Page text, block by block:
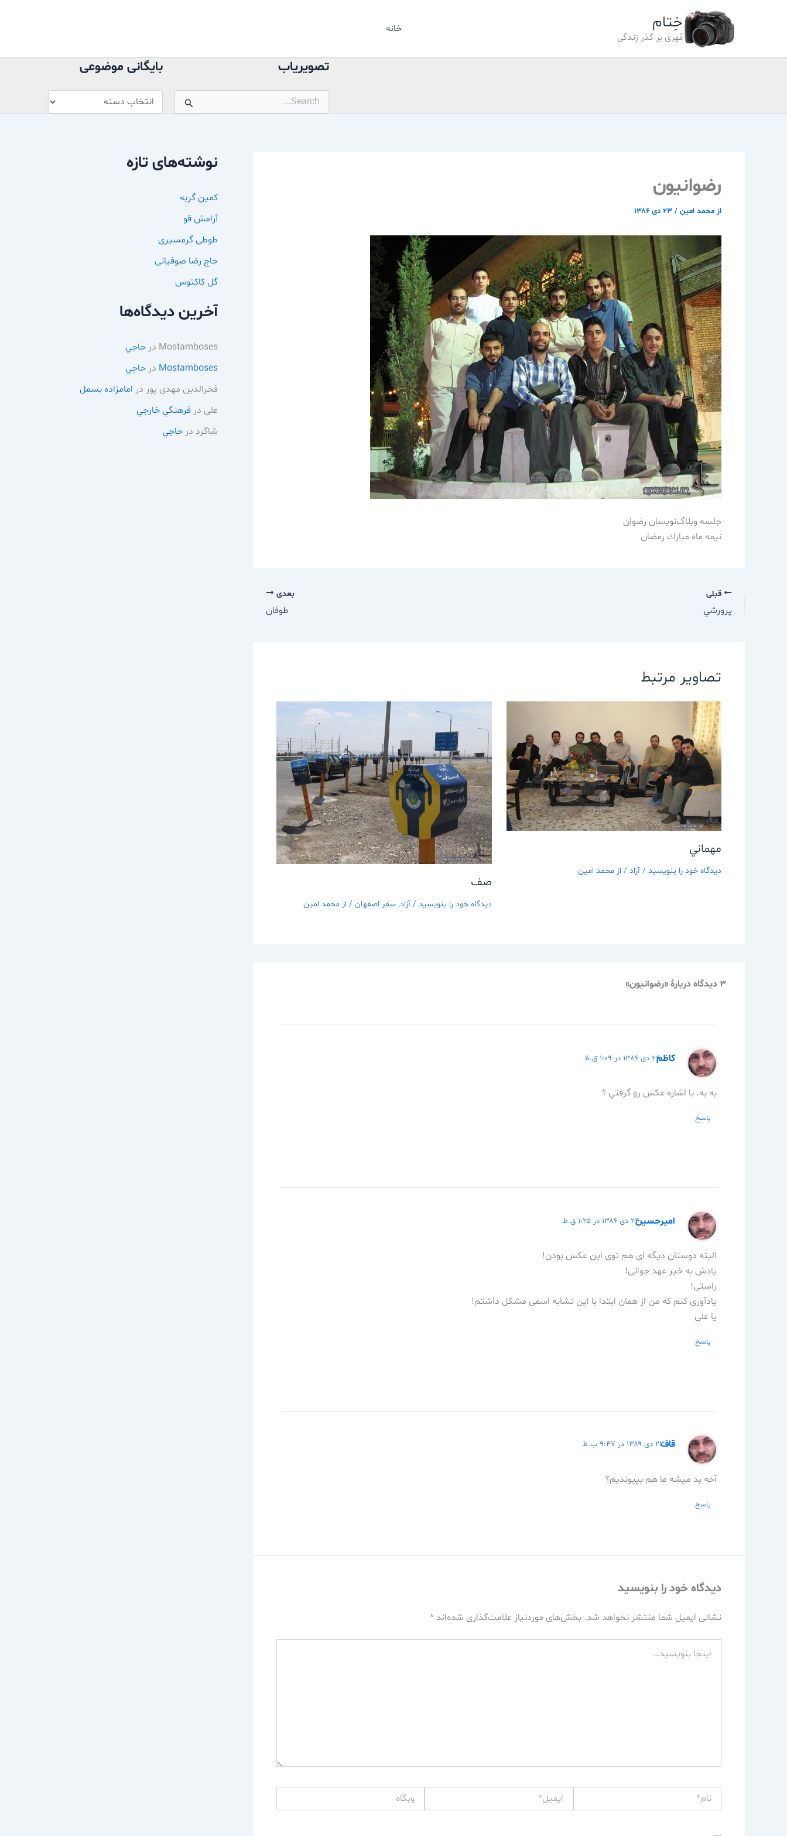
خِتام
مُهری بر گذر زندگی
خانه
تصویریاب
جستجو
برای:
بایگانی موضوعی
رضوانيون
از محمد امین / ۲۳ دی ۱۳۸۶
جلسه وبلاگ‌نويسان رضوان
نيمه ماه مبارك رمضان
قبلی
پرورشي
بعدی
طوفان
تصاویر مرتبط
مهماني
دیدگاه‌ خود را بنویسید / آزاد / از محمد امین
صف
دیدگاه‌ خود را بنویسید /آزاد,سفر اصفهان / از محمد امین
3 دیدگاه دربارهٔ «رضوانيون»
كاظم۲۴ دی ۱۳۸۶ در ۱:۰۹ ق.ظ
به به. با اشاره عكس رو گرفتي ؟
پاسخ
امیرحسین۲۴ دی ۱۳۸۶ در ۱:۲۵ ق.ظ
البته دوستان دیگه ای هم توی این عکس بودن!
یادش به خیر عهد جوانی!
راستی!
یادآوری کنم که من از همان ابتدا با این تشابه اسمی مشکل داشتم!
یا علی
پاسخ
قاف۲۳ دی ۱۳۸۹ در ۹:۴۷ ب.ظ
آخه بد میشه ما هم بپیوندیم؟
پاسخ
دیدگاه‌ خود را بنویسید
نشانی ایمیل شما منتشر نخواهد شد. بخش‌های موردنیاز علامت‌گذاری شده‌اند *
بنویسید…
نوشته‌های تازه
کمین گربه
آرامش قو
طوطی گرمسیری
حاج رضا صوفیانی
گل کاکتوس
آخرین دیدگاه‌ها
Mostamboses در حاجي
Mostamboses در حاجي
فخرالدین مهدی پور در امامزاده بسمل
علی در فرهنگي خارجي
شاگرد در حاجي